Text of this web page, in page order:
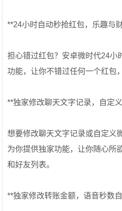
**24小时自动秒抢红包，乐趣与
担心错过红包？安卓微时代24小
功能，让你不错过任何一个红包
**独家修改聊天文字记录，自定
想要修改聊天文字记录或自定义
为你提供独家功能，让你随心所
和好友列表。
**独家修改转账金额，语音秒数